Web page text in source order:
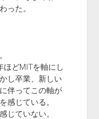
った。
ほどMITを軸にし
し卒業、新しい
伴ってこの軸が
感じている。
じていない。